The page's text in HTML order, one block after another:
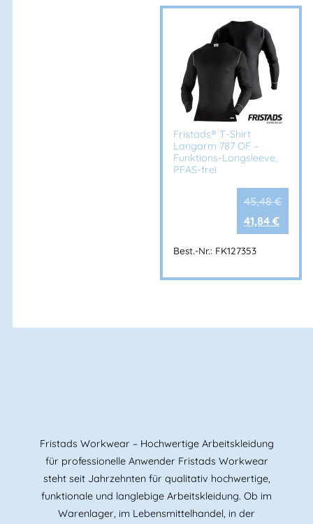
Fristads® T-Shirt
Langarm 787 OF –
Funktions-Longsleeve,
PFAS-frei
45,48€
41,84 €
Best.-Nr.: FK127353
Fristads Workwear – Hochwertige Arbeitskleidung
für professionelle Anwender Fristads Workwear
steht seit Jahrzehnten für qualitativ hochwertige,
funktionale und langlebige Arbeitskleidung. Ob im
Warenlager, im Lebensmittelhandel, in der